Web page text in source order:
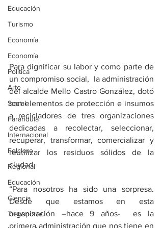
Educación
Turismo
Economía
Economía
Política
Arte
Social
Farandula
Internacional
Folclore
Regional
Educación
Ciencia
Transporte
Para dignificar su labor y como parte de
un compromiso social,  la administración
del alcalde Mello Castro González, dotó
con elementos de protección e insumos
a recicladores de tres organizaciones
dedicadas a recolectar, seleccionar,
recuperar, transformar, comercializar y
reutilizar los residuos sólidos de la
ciudad.
“Para nosotros ha sido una sorpresa.
Desde que estamos en esta
organización –hace 9 años-  es la
primera administración que nos tiene en